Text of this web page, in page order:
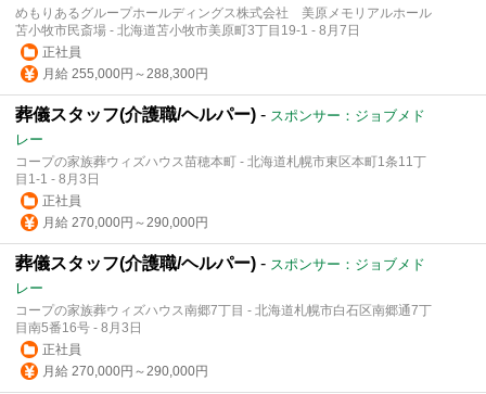
めもりあるグループホールディングス株式会社 美原メモリアルホール
苫小牧市民斎場 - 北海道苫小牧市美原町3丁目19-1 - 8月7日
正社員
月給 255,000円～288,300円
葬儀スタッフ(介護職/ヘルパー) - スポンサー：ジョブメド
レー
コープの家族葬ウィズハウス苗穂本町 - 北海道札幌市東区本町1条11丁
目1-1 - 8月3日
正社員
月給 270,000円～290,000円
葬儀スタッフ(介護職/ヘルパー) - スポンサー：ジョブメド
レー
コープの家族葬ウィズハウス南郷7丁目 - 北海道札幌市白石区南郷通7丁
目南5番16号 - 8月3日
正社員
月給 270,000円～290,000円